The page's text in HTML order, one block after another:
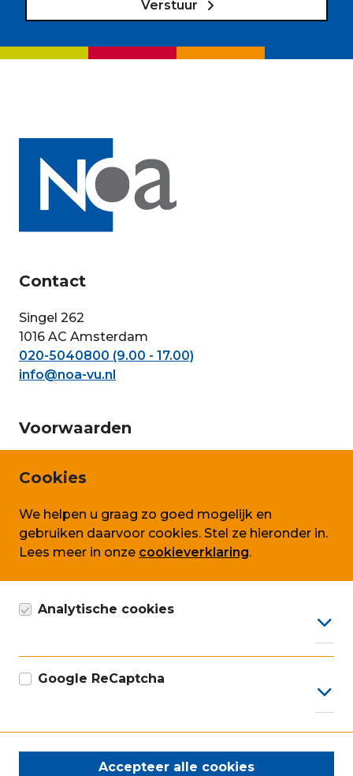
Verstuur
Contact
Singel 262
1016 AC Amsterdam
020-5040800 (9.00 - 17.00)
info@noa-vu.nl
Voorwaarden
Algemene voorwaarden SLA
Cookies
We helpen u graag zo goed mogelijk en
gebruiken daarvoor cookies. Stel ze hieronder in.
Lees meer in onze cookieverklaring.
Analytische cookies
Google Analytics cookie, anoniem gegevens
verzamelen, conform AVG.
Google ReCaptcha
Accepteer alle cookies